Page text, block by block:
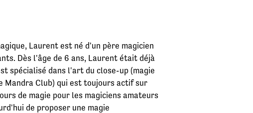
Laurent est né d'un père magicien
Dès l'âge de 6 ans, Laurent était déjà
spécialisé dans l'art du close-up (magie
Mandra Club) qui est toujours actif sur
de magie pour les magiciens amateurs
de proposer une magie